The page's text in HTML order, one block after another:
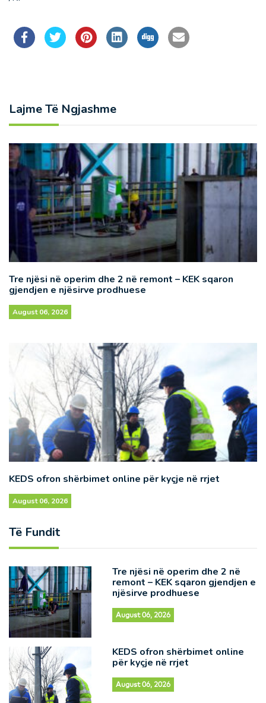
Lajme Të Ngjashme
Tre njësi në operim dhe 2 në remont – KEK sqaron
gjendjen e njësirve prodhuese
August 06, 2026
KEDS ofron shërbimet online për kyçje në rrjet
August 06, 2026
Të Fundit
Tre njësi në operim dhe 2 në
remont – KEK sqaron gjendjen e
njësirve prodhuese
August 06, 2026
KEDS ofron shërbimet online
për kyçje në rrjet
August 06, 2026